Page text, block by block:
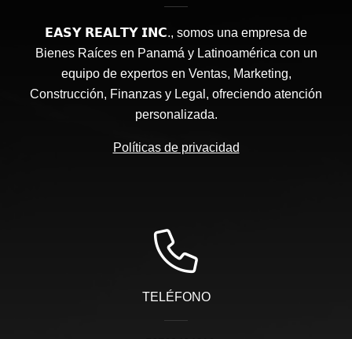
𝗘𝗔𝗦𝗬 𝗥𝗘𝗔𝗟𝗧𝗬 𝗜𝗡𝗖., somos una empresa de
Bienes Raíces en Panamá y Latinoamérica con un
equipo de expertos en Ventas, Marketing,
Construcción, Finanzas y Legal, ofreciendo atención
personalizada.
Políticas de privacidad
TELÉFONO